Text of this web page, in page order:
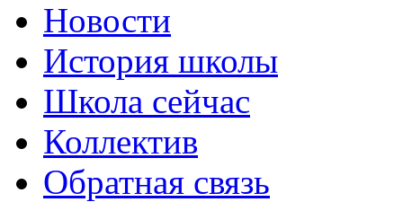
Новости
История школы
Школа сейчас
Коллектив
Обратная связь